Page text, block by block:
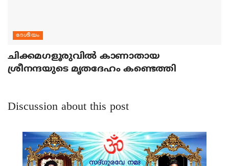
ദേശീയം
ചിക്കമഗളൂരുവില്‍ കാണാതായ
ശ്രീനന്ദയുടെ മൃതദേഹം കണ്ടെത്തി
Discussion about this post